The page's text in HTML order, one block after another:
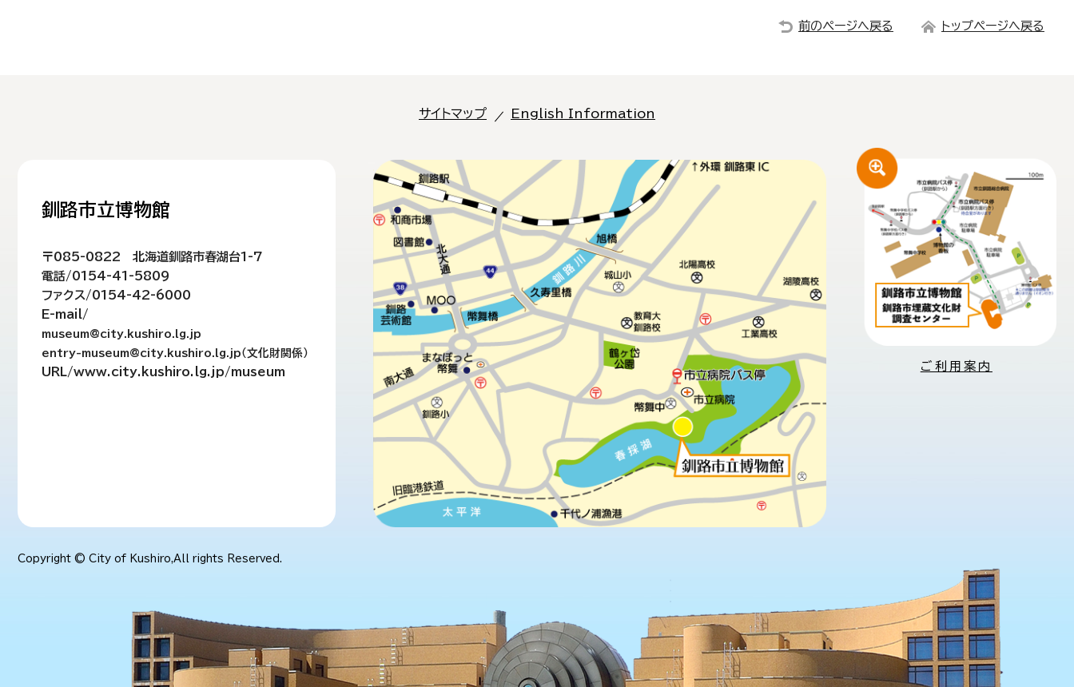
前のページへ戻る トップページへ戻る
サイトマップ English Information
釧路市立博物館
〒085-0822 北海道釧路市春湖台1-7
電話/0154-41-5809
ファクス/0154-42-6000
E-mail/
museum@city.kushiro.lg.jp
entry-museum@city.kushiro.lg.jp（文化財関係）
URL/www.city.kushiro.lg.jp/museum ご利用案内
Copyright © City of Kushiro,All rights Reserved.